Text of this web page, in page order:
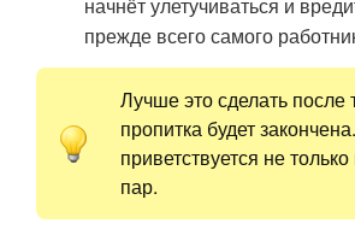
прежде всего самого
Лучше это сделать после
пропитка будет
приветствуется не
пар.